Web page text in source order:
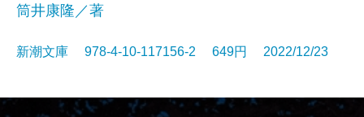
筒井康隆／著
新潮文庫 978-4-10-117156-2 649円 2022/12/23